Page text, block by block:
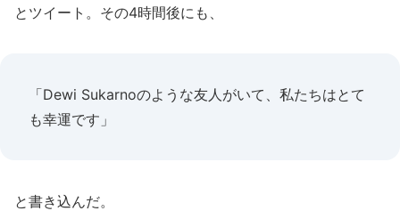
とツイート。その4時間後にも、
「Dewi Sukarnoのような友人がいて、私たちはとて
も幸運です」
と書き込んだ。